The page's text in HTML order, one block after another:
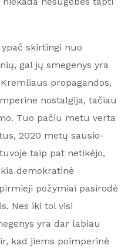
skirtingi nuo
gal jų smegenys yra
propagandos,
nostalgija, tačiau
Tuo pačiu metu verta
2020 metų sausio-
taip pat netikėjo,
demokratinė
požymiai pasirodė
Nes iki tol visi
yra dar labiau
kad jiems poimperinė